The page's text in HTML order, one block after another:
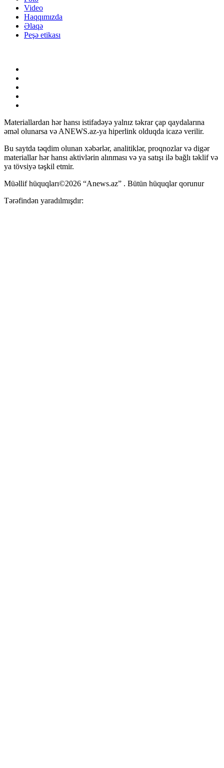
Video
Haqqımızda
Əlaqə
Peşə etikası
Materiallardan hər hansı istifadəyə yalnız təkrar çap qaydalarına
əməl olunarsa və ANEWS.az-ya hiperlink olduqda icazə verilir.
Bu saytda təqdim olunan xəbərlər, analitiklər, proqnozlar və digər
materiallar hər hansı aktivlərin alınması və ya satışı ilə bağlı təklif və
ya tövsiyə təşkil etmir.
Müəllif hüquqları©2026 “Anews.az” . Bütün hüquqlar qorunur
Tərəfindən yaradılmışdır: